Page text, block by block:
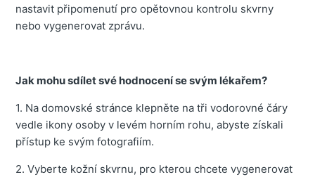
nastavit připomenutí pro opětovnou kontrolu skvrny
nebo vygenerovat zprávu.
Jak mohu sdílet své hodnocení se svým lékařem?
1. Na domovské stránce klepněte na tři vodorovné čáry
vedle ikony osoby v levém horním rohu, abyste získali
přístup ke svým fotografiím.
2. Vyberte kožní skvrnu, pro kterou chcete vygenerovat